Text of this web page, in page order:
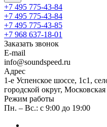
+7 495 775-43-84
+7 495 775-43-84
+7 495 775-43-85
+7 968 637-18-01
Заказать звонок
E-mail
info@soundspeed.ru
Адрес
1-е Успенское шоссе, 1с1,
городской округ, Московская
Режим работы
Пн. – Вс.: с 9:00 до 19:00